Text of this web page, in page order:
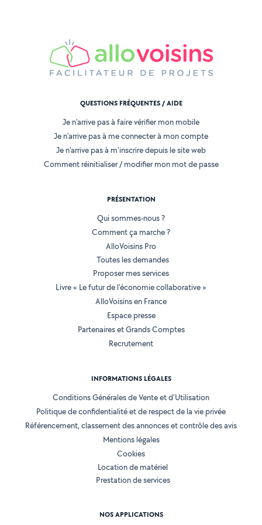
QUESTIONS FRÉQUENTES / AIDE
Je n'arrive pas à faire vérifier mon mobile
Je n'arrive pas à me connecter à mon compte
Je n'arrive pas à m'inscrire depuis le site web
Comment réinitialiser / modifier mon mot de passe
PRÉSENTATION
Qui sommes-nous ?
Comment ça marche ?
AlloVoisins Pro
Toutes les demandes
Proposer mes services
Livre « Le futur de l'économie collaborative »
AlloVoisins en France
Espace presse
Partenaires et Grands Comptes
Recrutement
INFORMATIONS LÉGALES
Conditions Générales de Vente et d'Utilisation
Politique de confidentialité et de respect de la vie privée
Référencement, classement des annonces et contrôle des avis
Mentions légales
Cookies
Location de matériel
Prestation de services
NOS APPLICATIONS